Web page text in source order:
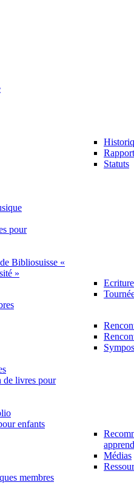
Statuts
pour
Bibliosuisse «
»
de livres pour
enfants
Médias
membres